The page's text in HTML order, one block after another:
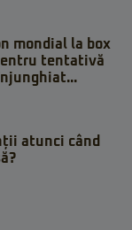
mondial la box
tentativă
atunci când